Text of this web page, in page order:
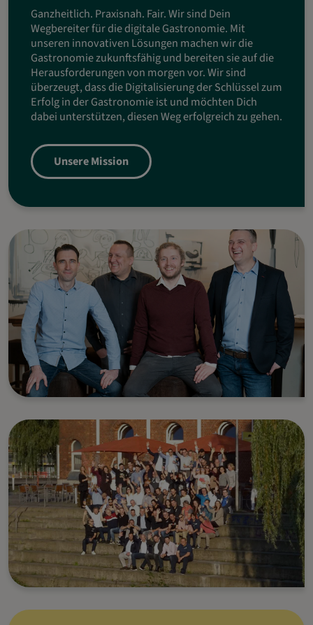
Ganzheitlich. Praxisnah. Fair. Wir sind Dein
Wegbereiter für die digitale Gastronomie. Mit
unseren innovativen Lösungen machen wir die
Gastronomie zukunftsfähig und bereiten sie auf die
Herausforderungen von morgen vor. Wir sind
überzeugt, dass die Digitalisierung der Schlüssel zum
Erfolg in der Gastronomie ist und möchten Dich
dabei unterstützen, diesen Weg erfolgreich zu gehen.
Unsere Mission